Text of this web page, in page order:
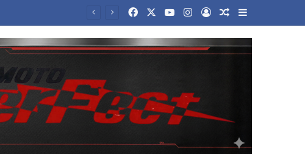
FacebookYouTubeInstagram
Log InRandom Article
Sidebar